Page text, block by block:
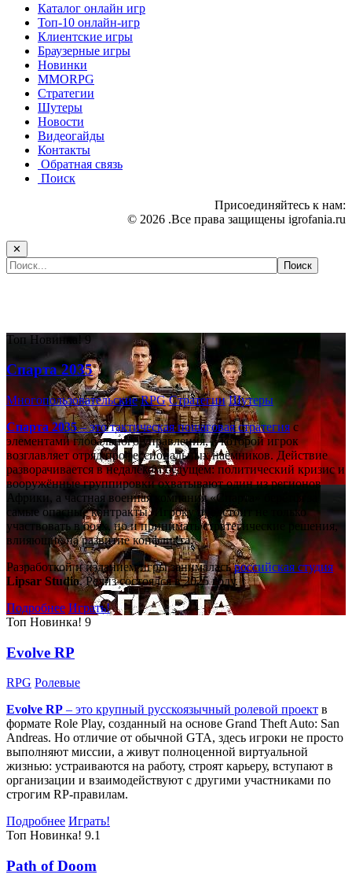
Каталог онлайн игр
Топ-10 онлайн-игр
Клиентские игры
Браузерные игры
Новинки
MMORPG
Стратегии
Шутеры
Новости
Видеогайды
Контакты
Обратная связь
Поиск
Присоединяйтесь к нам:
© 2026 .Все права защищены igrofania.ru
✕
Топ Новинка! 9
Спарта 2035
Многопользовательские RPG Стратегии Шутеры
Спарта 2035– это тактическаяпошаговая стратегияс
элементами глобального управления, в которой игрок
возглавляет отряд профессиональных наёмников. Действие
разворачивается в недалёком будущем: политический кризис и
вооружённые группировки охватывают один из регионов
Африки, а частная военная компания «Спарта» берётся за
самые опасные контракты. Игроку предстоит не только
участвовать в боях, но и принимать стратегические решения,
влияющие на развитие конфликта.
Разработкой и изданием игры занималасьроссийская студия
Lipsar Studio. Релиз состоялся в 2025 году.
Подробнее Играть!
Топ Новинка! 9
Evolve RP
RPG Ролевые
Evolve RP – это крупный русскоязычный ролевой проект в
формате Role Play, созданный на основе Grand Theft Auto: San
Andreas. Но отличие от обычной GTA, здесь игроки не просто
выполняют миссии, а живут полноценной виртуальной
жизнью: устраиваются на работу, строят карьеру, вступают в
организации и взаимодействуют с другими участниками по
строгим RP-правилам.
Подробнее Играть!
Топ Новинка! 9.1
Path of Doom